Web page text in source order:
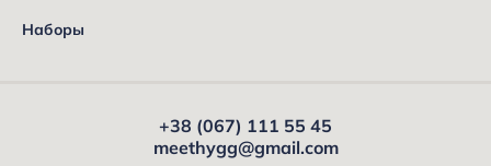
Наборы
+38 (067) 111 55 45
meethygg@gmail.com